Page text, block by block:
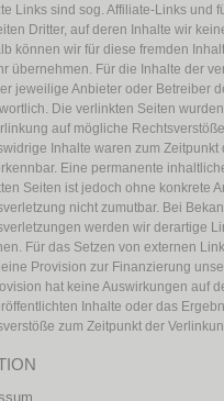
Links sind sog. Affiliate-Links und
Dritter, auf deren Inhalte wir
können wir für diese fremden
übernehmen. Für die Inhalte der
jeweilige Anbieter oder Betreiber
Die verlinkten Seiten
auf mögliche
Inhalte waren zum Zeitpunkt
Eine permanente
Seiten ist jedoch ohne konkrete
nicht zumutbar. Bei
werden wir derartige
Für das Setzen von externen
Provision zur Finanzierung
hat keine Auswirkungen auf
Inhalte oder das
zum Zeitpunkt der